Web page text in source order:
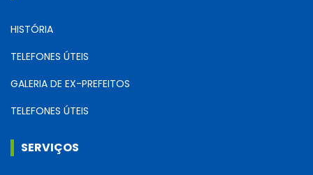
HISTÓRIA
TELEFONES ÚTEIS
GALERIA DE EX-PREFEITOS
TELEFONES ÚTEIS
SERVIÇOS